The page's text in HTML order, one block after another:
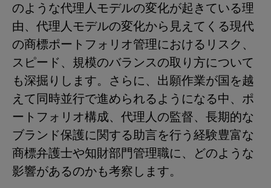
のような代理人モデルの変化が起きている理
由、代理人モデルの変化から見えてくる現代
の商標ポートフォリオ管理におけるリスク、
スピード、規模のバランスの取り方について
も深掘りします。さらに、出願作業が国を越
えて同時並行で進められるようになる中、ポ
ートフォリオ構成、代理人の監督、長期的な
ブランド保護に関する助言を行う経験豊富な
商標弁護士や知財部門管理職に、どのような
影響があるのかも考察します。